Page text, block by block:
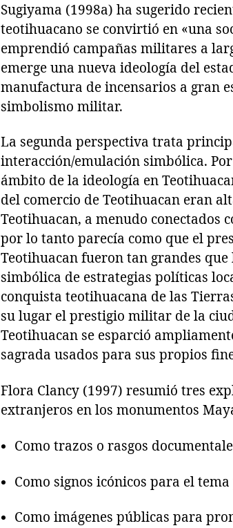
Sugiyama (1998a) ha sugerido
teotihuacano se convirtió en «una
emprendió campañas militares a
emerge una nueva ideología del
manufactura de incensarios a gran
simbolismo militar.
La segunda perspectiva trata
interacción/emulación simbólica.
ámbito de la ideología en
del comercio de Teotihuacan eran
Teotihuacan, a menudo conectados
por lo tanto parecía como que el
Teotihuacan fueron tan grandes
simbólica de estrategias políticas
conquista teotihuacana de las
su lugar el prestigio militar de la
Teotihuacan se esparció
sagrada usados para sus propios
Flora Clancy (1997) resumió tres
extranjeros en los monumentos
Como trazos o rasgos
Como signos icónicos para el
Como imágenes públicas para